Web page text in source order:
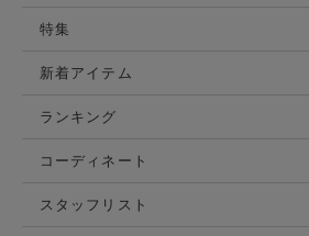
特集
新着アイテム
ランキング
コーディネート
スタッフリスト